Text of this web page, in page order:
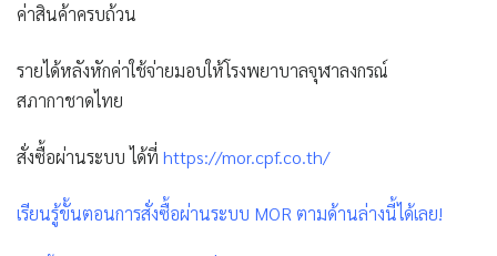
ค่าสินค้าครบถ้วน
รายได้หลังหักค่าใช้จ่ายมอบให้โรงพยาบาลจุฬาลงกรณ์
สภากาชาดไทย
สั่งซื้อผ่านระบบ ได้ที่ https://mor.cpf.co.th/
เรียนรู้ขั้นตอนการสั่งซื้อผ่านระบบ MOR ตามด้านล่างนี้ได้เลย!